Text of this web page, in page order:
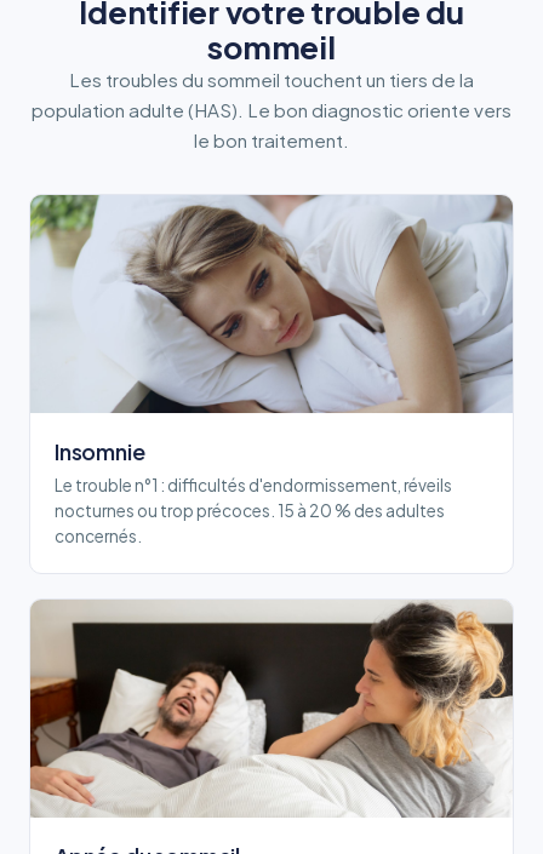
Identifier votre trouble du
sommeil
Les troubles du sommeil touchent un tiers de la
population adulte (HAS). Le bon diagnostic oriente vers
le bon traitement.
Insomnie
Le trouble n°1 : difficultés d'endormissement, réveils
nocturnes ou trop précoces. 15 à 20 % des adultes
concernés.